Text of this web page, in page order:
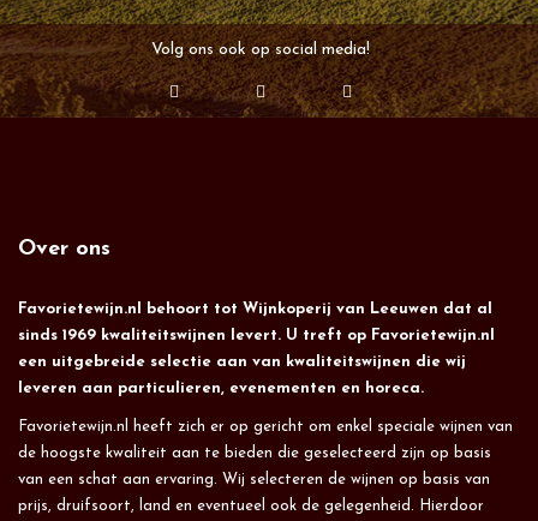
Volg ons ook op social media!
Over ons
Favorietewijn.nl behoort tot Wijnkoperij van Leeuwen dat al
sinds 1969 kwaliteitswijnen levert. U treft op Favorietewijn.nl
een uitgebreide selectie aan van kwaliteitswijnen die wij
leveren aan particulieren, evenementen en horeca.
Favorietewijn.nl heeft zich er op gericht om enkel speciale wijnen van
de hoogste kwaliteit aan te bieden die geselecteerd zijn op basis
van een schat aan ervaring. Wij selecteren de wijnen op basis van
prijs, druifsoort, land en eventueel ook de gelegenheid. Hierdoor